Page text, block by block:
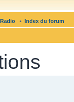
• Index du forum